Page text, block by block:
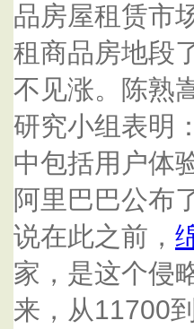
品房屋租赁市
租商品房地段
不见涨。陈熟
研究小组表明
中包括用户体
阿里巴巴公布
说在此之前，
家，是这个侵
来，从11700